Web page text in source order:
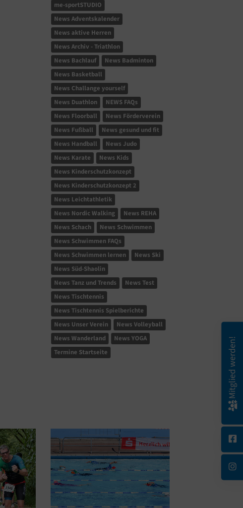
me-sportSTUDIO
News Adventskalender
News aktive Herren
News Archiv - Triathlon
News Bachlauf
News Badminton
News Basketball
News Challange yourself
News Duathlon
NEWS FAQs
News Floorball
News Förderverein
News Fußball
News gesund und fit
News Handball
News Judo
News Karate
News Kids
News Kinderschutzkonzept
News Kinderschutzkonzept 2
News Leichtathletik
News Nordic Walking
News REHA
News Schach
News Schwimmen
News Schwimmen FAQs
News Schwimmen lernen
News Ski
News Süd-Shaolin
News Tanz und Trends
News Test
News Tischtennis
News Tischtennis Spielberichte
News Unser Verein
News Volleyball
News Wanderland
News YOGA
Termine Startseite
Mitglied werden!